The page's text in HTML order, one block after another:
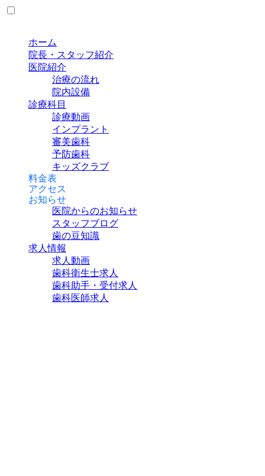
ホーム
院長・スタッフ紹介
医院紹介
治療の流れ
院内設備
診療科目
診療動画
インプラント
審美歯科
予防歯科
キッズクラブ
料金表
アクセス
お知らせ
医院からのお知らせ
スタッフブログ
歯の豆知識
求人情報
求人動画
歯科衛生士求人
歯科助手・受付求人
歯科医師求人